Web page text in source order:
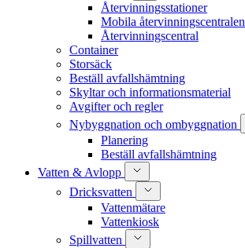
Återvinningsstationer
Mobila återvinningscentralen
Återvinningscentral
Container
Storsäck
Beställ avfallshämtning
Skyltar och informationsmaterial
Avgifter och regler
Nybyggnation och ombyggnation
Planering
Beställ avfallshämtning
Vatten & Avlopp
Dricksvatten
Vattenmätare
Vattenkiosk
Spillvatten